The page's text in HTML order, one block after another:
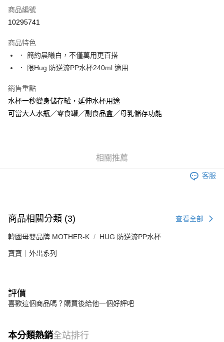
２．便利：只要手機號碼，簡訊認證，即可結帳。
３．安心：先確認商品／服務後，再付款。
【「AFTEE先享後付」結帳流程】
１．於結帳方式選擇「AFTEE先享後付」後，將跳轉至「AFTEE先享後付」
結帳頁面，進行簡訊認證並確認金額後，即可完成結帳。
２．訂單成立數日內，您將收到繳費通知簡訊。
３．收到繳費通知簡訊後14天內，點擊此簡訊中的連結，可透過四大超商／
※ 請注意：結帳手續完成當下不需立刻繳費，但若您需要取消訂單，請聯絡
購買商品的店家。未經商家同意取消之訂單仍視為有效，需透過AFTEE先享
後付繳納相關費用。
※ 交易是否成功請以「AFTEE先享後付 」之結帳頁面顯示為準，若有關於
易，需依本服務之必要範圍內提供個人資料，並將交易相關給付款項請求債
「AFTEE先享後付」，若未經同意申辦者引起之損失，本公司不負相關責
４．使用「AFTEE先享後付」時，將依據個別帳號之用戶狀況，依本公司即
請求用戶進行身份認證。
付款後全家取貨
每筆NT$80，滿NT$799(含以上)免運費
每筆NT$80，滿NT$999(含以上)免運費
宅配
商品編號
10295741
商品特色
． 簡約晨曦白，不僅萬用更百搭
． 限Hug 防逆流PP水杯240ml 適用
銷售重點
水杯一秒變身儲存罐，延伸水杯用途
可當大人水瓶／零食罐／副食品盒／母乳儲存功能
相關推薦
客服
商品相關分類 (3) 查看全部
韓國母嬰品牌 MOTHER-K HUG 防逆流PP水杯
寶寶｜外出系列
評價
喜歡這個商品嗎？購買後給他一個好評吧
本分類熱銷全站排行